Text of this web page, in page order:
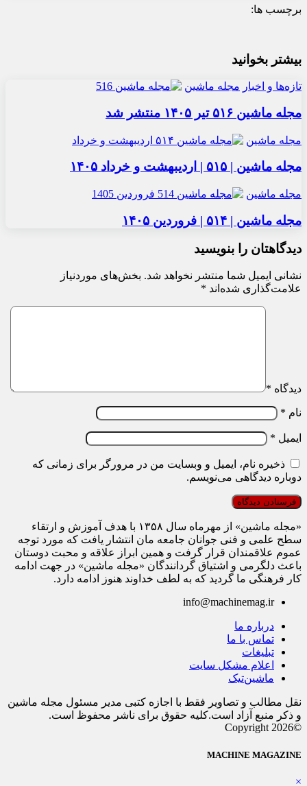
برچسب ها:
بیشتر بخوانید
تازه‌ها و اخبار مجله ماشین
مجله ماشین ۵۱۶ تیر ۱۴۰۵ منتشر شد
مجله ماشین
مجله ماشین | ۵۱۵ | اردیبهشت و خرداد ۱۴۰۵
مجله ماشین
مجله ماشین | ۵۱۴ | فروردین ۱۴۰۵
دیدگاهتان را بنویسید
نشانی ایمیل شما منتشر نخواهد شد. بخش‌های موردنیاز
علامت‌گذاری شده‌اند *
دیدگاه *
نام *
ایمیل *
ذخیره نام، ایمیل و وبسایت من در مرورگر برای زمانی که
دوباره دیدگاهی می‌نویسم.
«مجله ماشین» از مهرماه سال ۱۳۵۸ با هدف آموزش و ارتقاء
سطح علمی و فنی جوانان جامعه مان انتشار یافت که مورد توجه
عموم علاقمندان قرار گرفت و همین ابراز علاقه و محبت دوستان
باعث دلگرمی و اشتیاق گردانندگان «مجله ماشین» در جهت ادامه
کار فرهنگی ما گردید که به لطف خداوند هنوز ادامه دارد.
info@machinemag.ir
درباره ما
تماس با ما
تبلیغات
اعلام مشکل سایت
ماشین‌تیک
نقل مطالب و تصاویر فقط با اجازه کتبی مدیر مسئول مجله ماشین
و ذکر منبع آزاد است.کلیه حقوق برای ناشر محفوظ است.
©Copyright 2026
MACHINE MAGAZINE
×